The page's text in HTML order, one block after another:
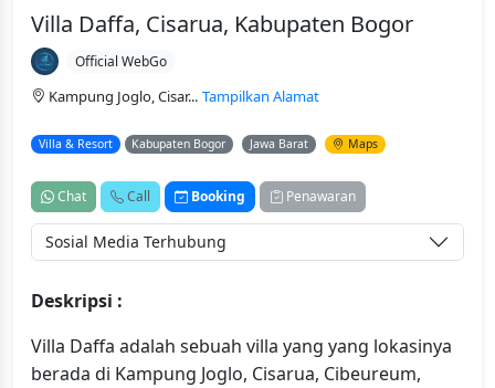
Villa Daffa, Cisarua, Kabupaten Bogor
Official WebGo
Kampung Joglo, Cisar... Tampilkan Alamat
Villa & Resort Kabupaten Bogor Jawa Barat Maps
Chat Call Booking Penawaran
Sosial Media Terhubung
Deskripsi :
Villa Daffa adalah sebuah villa yang yang lokasinya
berada di Kampung Joglo, Cisarua, Cibeureum,